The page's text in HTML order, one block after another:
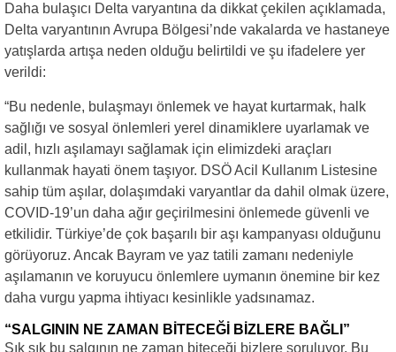
Daha bulaşıcı Delta varyantına da dikkat çekilen açıklamada,
Delta varyantının Avrupa Bölgesi’nde vakalarda ve hastaneye
yatışlarda artışa neden olduğu belirtildi ve şu ifadelere yer
verildi:
“Bu nedenle, bulaşmayı önlemek ve hayat kurtarmak, halk
sağlığı ve sosyal önlemleri yerel dinamiklere uyarlamak ve
adil, hızlı aşılamayı sağlamak için elimizdeki araçları
kullanmak hayati önem taşıyor. DSÖ Acil Kullanım Listesine
sahip tüm aşılar, dolaşımdaki varyantlar da dahil olmak üzere,
COVID-19’un daha ağır geçirilmesini önlemede güvenli ve
etkilidir. Türkiye’de çok başarılı bir aşı kampanyası olduğunu
görüyoruz. Ancak Bayram ve yaz tatili zamanı nedeniyle
aşılamanın ve koruyucu önlemlere uymanın önemine bir kez
daha vurgu yapma ihtiyacı kesinlikle yadsınamaz.
“SALGININ NE ZAMAN BİTECEĞİ BİZLERE BAĞLI”
Sık sık bu salgının ne zaman biteceği bizlere soruluyor. Bu